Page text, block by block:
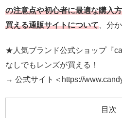
の注意点や初心者に最適な購入
買える通販サイトについて 、分
★人気ブランド公式ショップ『
なしでもレンズが買える！
→ 公式サイト＜https://
目次